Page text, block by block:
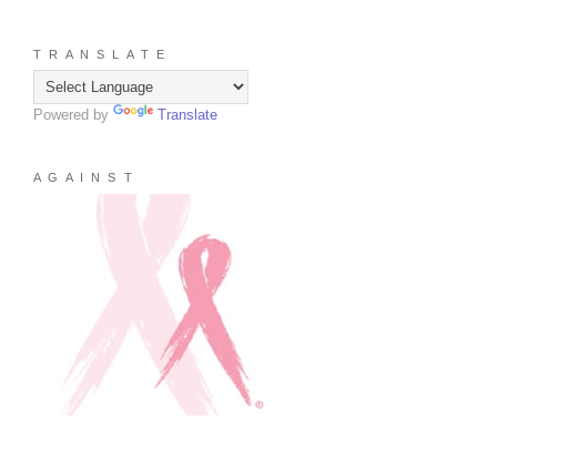
T R A N S L A T E
Powered by Translate
A G A I N S T